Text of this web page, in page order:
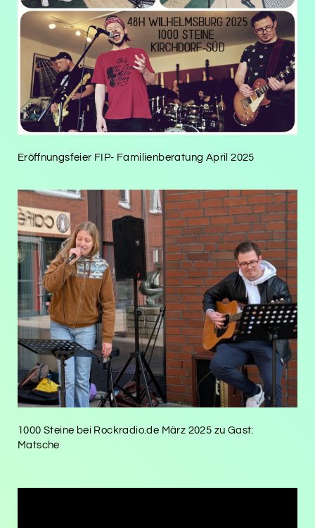
Eröffnungsfeier FIP- Familienberatung April 2025
1000 Steine bei Rockradio.de März 2025 zu Gast:
Matsche